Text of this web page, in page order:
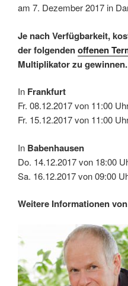
am 7. Dezember 2017 in
Je nach Verfügbarkeit,
der folgendenoffenen
Multiplikator zu gewinnen.
In Frankfurt
Fr. 08.12.2017 von 11:00
Fr. 15.12.2017 von 11:00
In Babenhausen
Do. 14.12.2017 von 18:00
Sa. 16.12.2017 von 09:00
Weitere Informationen